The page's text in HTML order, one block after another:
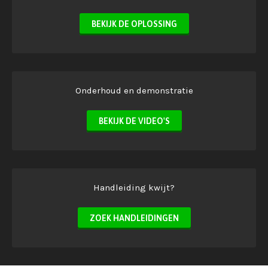
BEKIJK DE OPLOSSING
Onderhoud en demonstratie
BEKIJK DE VIDEO'S
Handleiding kwijt?
ZOEK HANDLEIDINGEN